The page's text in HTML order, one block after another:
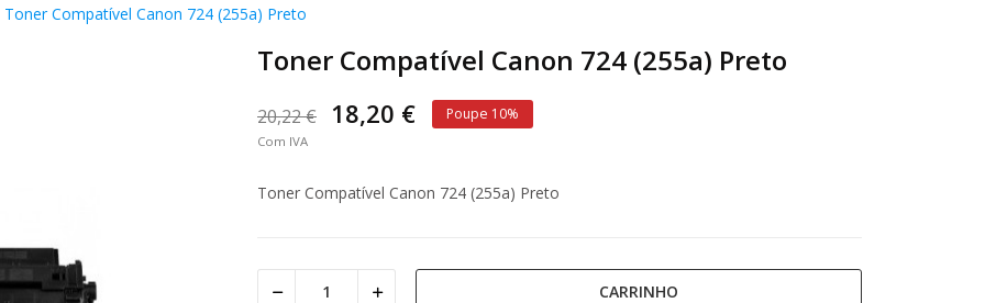
Toner Compatível Canon 724 (255a) Preto
Toner Compatível Canon 724 (255a) Preto
20,22 € 18,20 € Poupe 10%
Com IVA
Toner Compatível Canon 724 (255a) Preto
CARRINHO